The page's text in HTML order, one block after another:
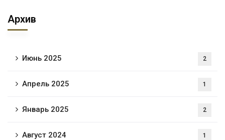
Архив
Июнь 2025 2
Апрель 2025 1
Январь 2025 2
Август 2024 1